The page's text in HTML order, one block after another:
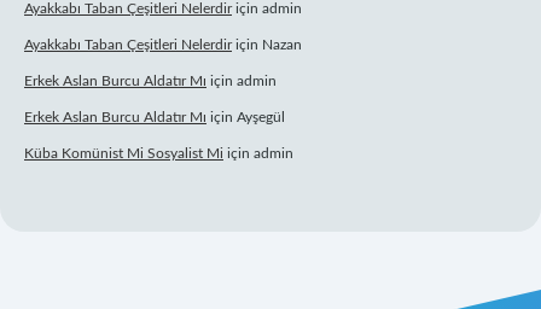
Ayakkabı Taban Çeşitleri Nelerdiriçin admin
Ayakkabı Taban Çeşitleri Nelerdiriçin Nazan
Erkek Aslan Burcu Aldatır Mı için admin
Erkek Aslan Burcu Aldatır Mı için Ayşegül
Küba Komünist Mi Sosyalist Mi için admin